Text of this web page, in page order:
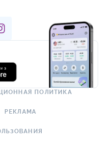
ПОЛИТИКА
РЕКЛАМА